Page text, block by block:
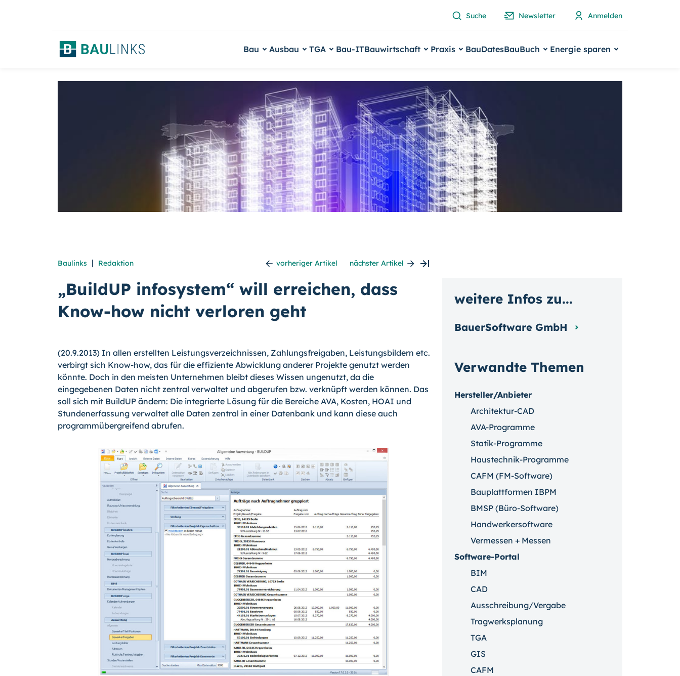
Suche Newsletter Anmelden
Bau Ausbau TGA Bau-ITBauwirtschaft Praxis BauDatesBauBuch Energie sparen
Baulinks | Redaktion vorheriger Artikel nächster Artikel
„BuildUP infosystem“ will erreichen, dass
Know-how nicht verloren geht
(20.9.2013) In allen erstellten Leistungsverzeichnissen, Zahlungsfreigaben, Leistungs­bildern etc.
verbirgt sich Know-how, das für die effiziente Abwicklung anderer Projekte genutzt werden
könnte. Doch in den meisten Unternehmen bleibt dieses Wissen unge­nutzt, da die
eingegebenen Daten nicht zentral verwaltet und abgerufen bzw. ver­knüpft werden können. Das
soll sich mit BuildUP ändern: Die integrierte Lösung für die Bereiche AVA, Kosten, HOAI und
Stundenerfassung verwaltet alle Daten zentral in ei­ner Datenbank und kann diese auch
programmübergreifend abrufen.
Verwandte Themen
Hersteller/Anbieter
Architektur-CAD
AVA-Programme
Statik-Programme
Haustechnik-Programme
CAFM (FM-Software)
Bauplattformen IBPM
BMSP (Büro-Software)
Handwerkersoftware
Vermessen + Messen
Software-Portal
BIM
CAD
Ausschreibung/Vergabe
Tragwerksplanung
TGA
GIS
CAFM
weitere Infos zu...
BauerSoftware GmbH